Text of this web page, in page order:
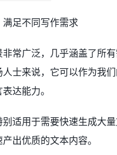
足不同写作需求
常广泛，几乎涵盖了所
士来说，它可以作为我
达能力。
别适用于需要快速生成大
出优质的文本内容。